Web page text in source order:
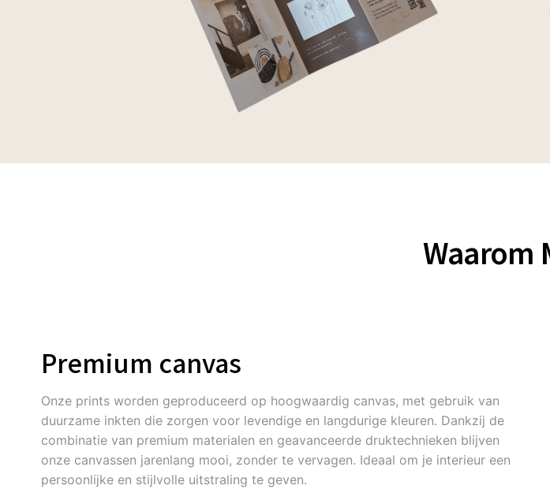
Waarom
Premium canvas
Onze prints worden geproduceerd op hoogwaardig canvas, met gebruik van
duurzame inkten die zorgen voor levendige en langdurige kleuren. Dankzij de
combinatie van premium materialen en geavanceerde druktechnieken blijven
onze canvassen jarenlang mooi, zonder te vervagen. Ideaal om je interieur een
persoonlijke en stijlvolle uitstraling te geven.